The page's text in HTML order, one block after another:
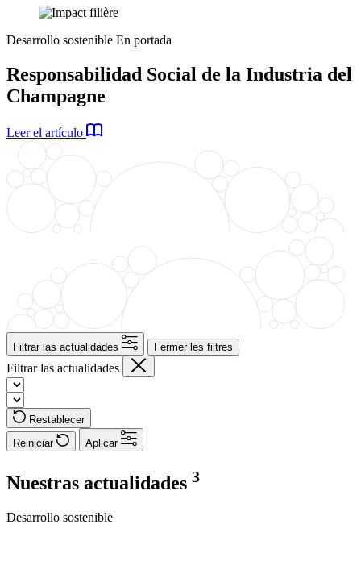
Desarrollo sostenible En portada
Responsabilidad Social de la Industria del
Champagne
Leer el artículo
Filtrar las actualidades Fermer les filtres
Filtrar las actualidades
Restablecer
Reiniciar
Aplicar
Nuestras actualidades 3
Desarrollo sostenible